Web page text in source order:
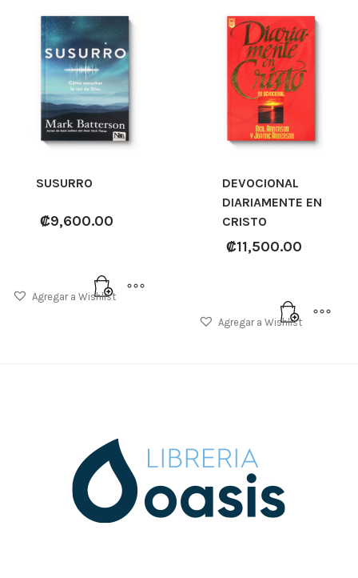
SUSURRO
₡9,600.00
Agregar a Wishlist
DEVOCIONAL
DIARIAMENTE EN
CRISTO
₡11,500.00
Agregar a Wishlist